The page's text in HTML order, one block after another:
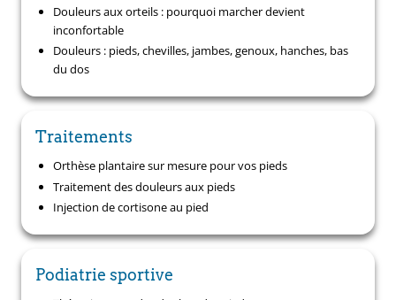
Douleurs aux orteils : pourquoi marcher devient
inconfortable
Douleurs : pieds, chevilles, jambes, genoux, hanches, bas
du dos
Traitements
Orthèse plantaire sur mesure pour vos pieds
Traitement des douleurs aux pieds
Injection de cortisone au pied
Podiatrie sportive